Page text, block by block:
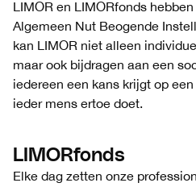
LIMOR en LIMORfonds hebben
Algemeen Nut Beogende
kan LIMOR niet alleen
maar ook bijdragen aan een
iedereen een kans krijgt op
ieder mens ertoe doet.
LIMORfonds
Elke dag zetten onze